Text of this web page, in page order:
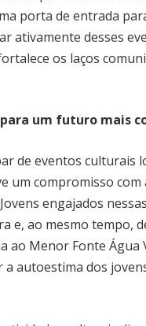
porta de entrada
ativamente desses
os laços
um futuro mais
de eventos culturais
um compromisso
engajados
e, ao mesmo tempo,
ao Menor Fonte
autoestima dos